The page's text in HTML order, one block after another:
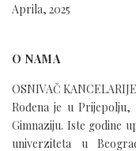
Aprila, 2025
O NAMA
OSNIVAČ
Rođena je u Prijepolju,
Gimnaziju. Iste godine
univerziteta u